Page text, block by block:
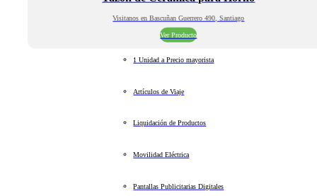
Visitanos en Bascuñan Guerrero 490, Santiago
Ver Producto
1 Unidad a Precio mayorista
Artículos de Viaje
Liquidación de Productos
Movilidad Eléctrica
Pantallas Publicitarias Digitales